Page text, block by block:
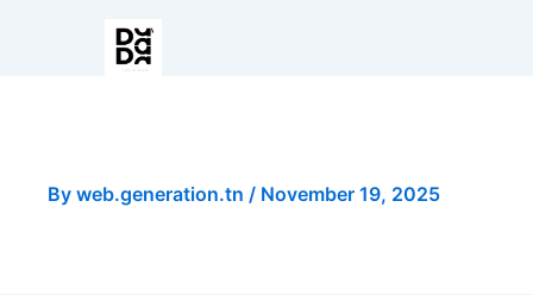
By web.generation.tn / November 19, 2025